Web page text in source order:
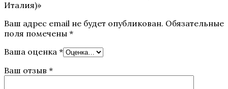
Италия)»
Ваш адрес email не будет опубликован. Обязательные
поля помечены *
Ваша оценка *
Ваш отзыв *